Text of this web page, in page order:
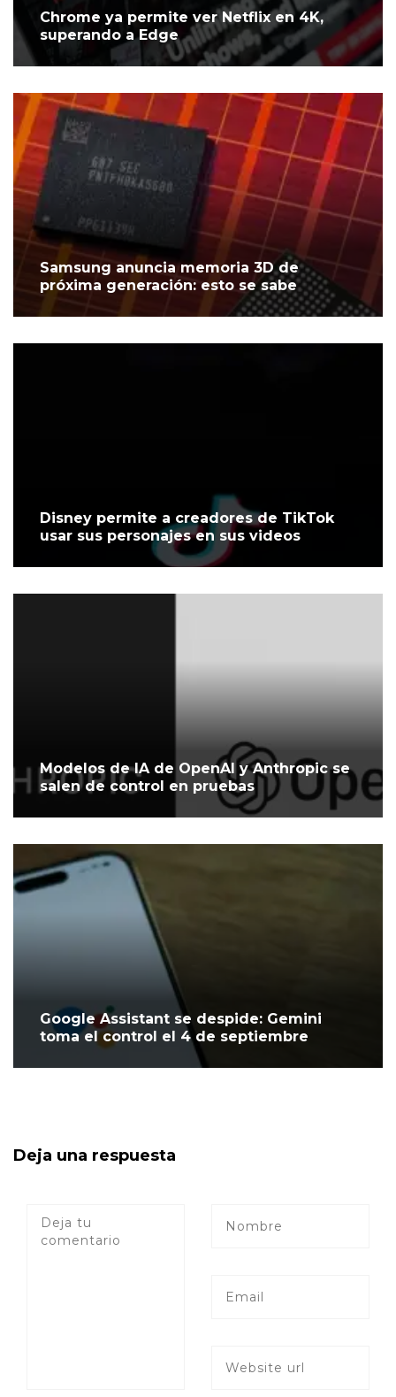
Chrome ya permite ver Netflix en 4K,
superando a Edge
Samsung anuncia memoria 3D de
próxima generación: esto se sabe
Disney permite a creadores de TikTok
usar sus personajes en sus videos
Modelos de IA de OpenAI y Anthropic se
salen de control en pruebas
Google Assistant se despide: Gemini
toma el control el 4 de septiembre
Deja una respuesta